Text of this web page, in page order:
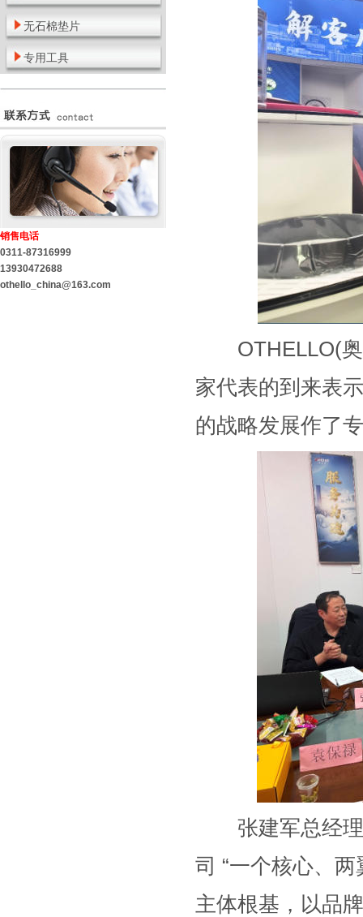
无石棉垫片
专用工具
销售电话
0311-87316999
13930472688
othello_china@163.com
OTHELLO(奥
家代表的到来表
的战略发展作了
张建军总经理
司 “一个核心、
主体根基，以品